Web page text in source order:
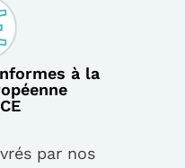
à la
par nos